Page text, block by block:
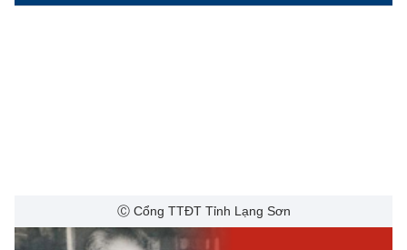
Ⓒ Cổng TTĐT Tỉnh Lạng Sơn